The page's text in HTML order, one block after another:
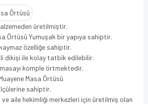
üretilmiştir.
Örtüsü Yumuşak bir yapıya sahiptir.
özelliğe sahiptir.
dikişi ile kolay tatbik edilebilir.
komple örtmektedir.
Masa Örtüsü
sahiptir.
ve aile hekimliği merkezleri için üretilmiş olan